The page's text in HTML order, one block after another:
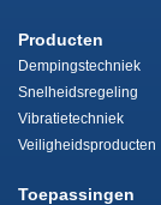
Producten
Dempingstechniek
Snelheidsregeling
Vibratietechniek
Veiligheidsproducten
Toepassingen